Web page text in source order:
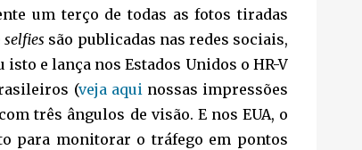
um terço de todas as fotos tiradas
selfies são publicadas nas redes sociais,
e lança nos Estados Unidos o HR-V
(veja aquinossas impressões
três ângulos de visão. E nos EUA, o
para monitorar o tráfego em pontos